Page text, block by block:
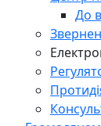
До